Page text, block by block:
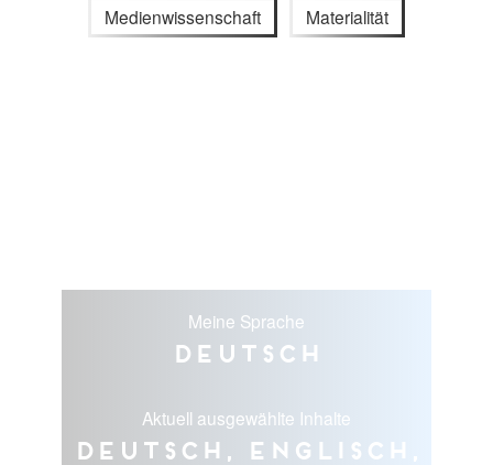
Medienwissenschaft Materialität
Meine Sprache
Deutsch
Aktuell ausgewählte Inhalte
Deutsch, Englisch,